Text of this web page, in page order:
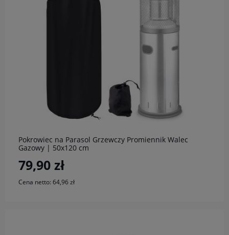
Pokrowiec na Parasol Grzewczy Promiennik Walec
Gazowy | 50x120 cm
79,90 zł
Cena netto: 64,96 zł
do koszyka